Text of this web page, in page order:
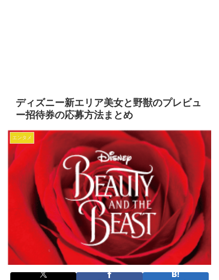
ディズニー新エリア美女と野獣のプレビュ
ー招待券の応募方法まとめ
エンタメ